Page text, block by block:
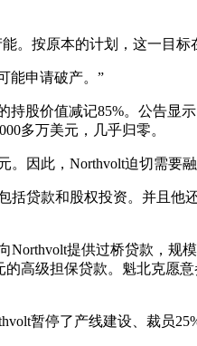
。按原本的计划，这一目标
能申请破产。”
股价值减记85%。公告显
多万美元，几乎归零。
因此，Northvolt迫切需要
括贷款和股权投资。并且他
提供过桥贷款，规
高级担保贷款。魁北克愿
暂停了产线建设、裁员